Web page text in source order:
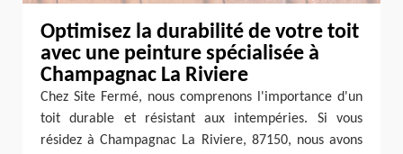
Optimisez la durabilité de votre toit
avec une peinture spécialisée à
Champagnac La Riviere
Chez Site Fermé, nous comprenons l'importance d'un
toit durable et résistant aux intempéries. Si vous
résidez à Champagnac La Riviere, 87150, nous avons